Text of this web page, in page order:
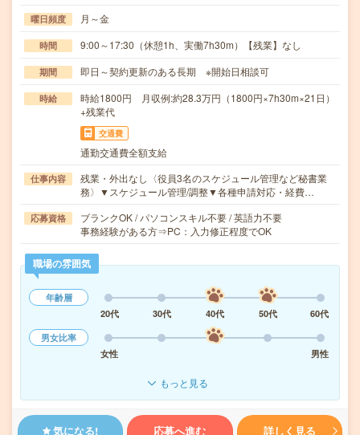
曜日頻度 月～金
時間 9:00～17:30（休憩1h、実働7h30m）【残業】なし
期間 即日～契約更新のある長期 ※開始日相談可
時給
時給1800円 月収例:約28.3万円（1800円×7h30m×21日）
+残業代
交通費
通勤交通費全額支給
仕事内容
残業・外出なし〈役員3名のスケジュール管理など秘書業
務〉▼スケジュール管理/調整▼各種申請対応・経費…
応募資格
ブランクOK / パソコンスキル不要 / 英語力不要
事務経験がある方⇒PC：入力修正程度でOK
職場の雰囲気
年齢層
20代
30代 40代 50代
60代
男女比率
女性
男性
もっと見る
気になる! 応募へ進む 詳しく見る